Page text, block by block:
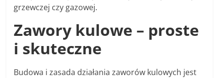
grzewczej czy gazowej.
Zawory kulowe – proste
i skuteczne
Budowa i zasada działania zaworów kulowych jest